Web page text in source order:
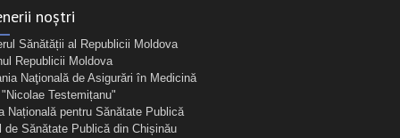
noștri
Sănătății al Republicii Moldova
Republicii Moldova
Naţională de Asigurări în Medicină
Testemițanu"
Națională pentru Sănătate Publică
de Sănătate Publică din Chișinău